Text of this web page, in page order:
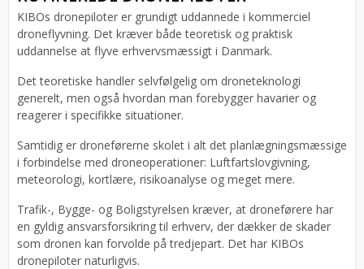
KIBOs dronepiloter er grundigt uddannede i kommerciel
droneflyvning. Det kræver både teoretisk og praktisk
uddannelse at flyve erhvervsmæssigt i Danmark.
Det teoretiske handler selvfølgelig om droneteknologi
generelt, men også hvordan man forebygger havarier og
reagerer i specifikke situationer.
Samtidig er droneførerne skolet i alt det planlægningsmæssige
i forbindelse med droneoperationer: Luftfartslovgivning,
meteorologi, kortlære, risikoanalyse og meget mere.
Trafik-, Bygge- og Boligstyrelsen kræver, at droneførere har
en gyldig ansvarsforsikring til erhverv, der dækker de skader
som dronen kan forvolde på tredjepart. Det har KIBOs
dronepiloter naturligvis.